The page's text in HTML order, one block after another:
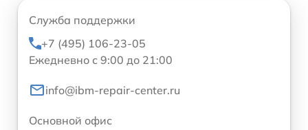
Служба поддержки
+7 (495) 106-23-05
Ежедневно с 9:00 до 21:00
info@ibm-repair-center.ru
Основной офис